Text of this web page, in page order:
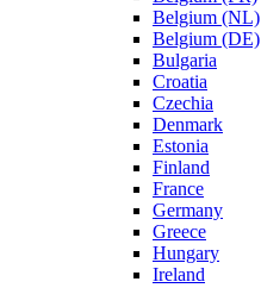
Belgium (NL)
Belgium (DE)
Bulgaria
Croatia
Czechia
Denmark
Estonia
Finland
France
Germany
Greece
Hungary
Ireland